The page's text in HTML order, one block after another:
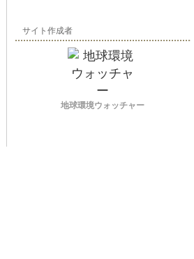
サイト作成者
地球環境ウォッチャー